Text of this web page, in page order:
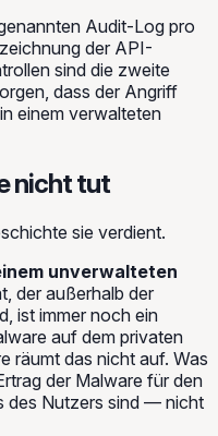
Audit-Log pro
der API-
sind die zweite
dass der Angriff
einem verwalteten
nicht tut
sie verdient.
unverwalteten
der außerhalb der
ist immer noch ein
auf dem privaten
räumt das nicht auf. Was
der Malware für den
des Nutzers sind — nicht